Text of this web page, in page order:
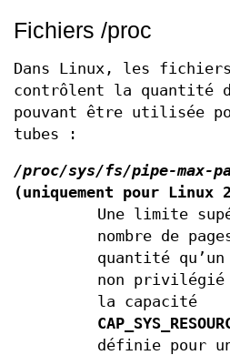
Fichiers /proc
Dans Linux, les
contrôlent la quantité
pouvant être utilisée
tubes :
/proc/sys/fs/pipe-max-
(uniquement pour Linux
Une limite
nombre de
quantité
non privilégié
la capacité
définie pour